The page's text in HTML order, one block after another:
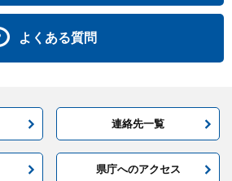
よくある質問
連絡先一覧
県庁へのアクセス